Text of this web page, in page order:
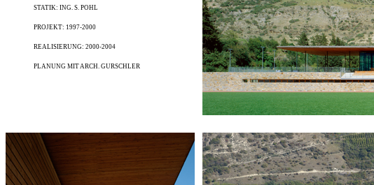
STATIK: ING. S. POHL
PROJEKT: 1997-2000
REALISIERUNG: 2000-2004
PLANUNG MIT ARCH. GURSCHLER